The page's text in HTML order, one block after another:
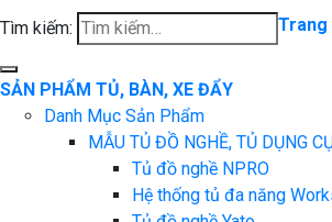
Tìm kiếm: Trang
SẢN PHẨM TỦ, BÀN, XE ĐẨY
Danh Mục Sản Phẩm
MẪU TỦ ĐỒ NGHỀ, TỦ DỤNG
Tủ đồ nghề NPRO
Hệ thống tủ đa năng